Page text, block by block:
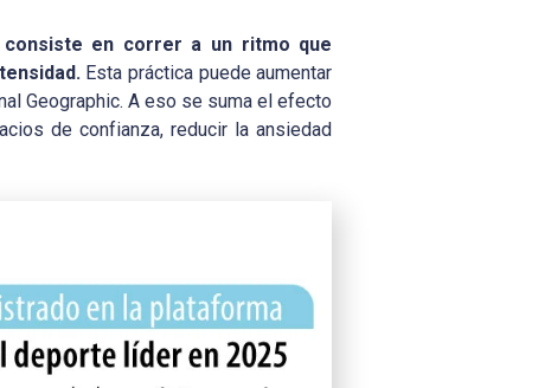
consiste en correr a un ritmo que
Esta práctica puede aumentar
Geographic. A eso se suma el efecto
de confianza, reducir la ansiedad